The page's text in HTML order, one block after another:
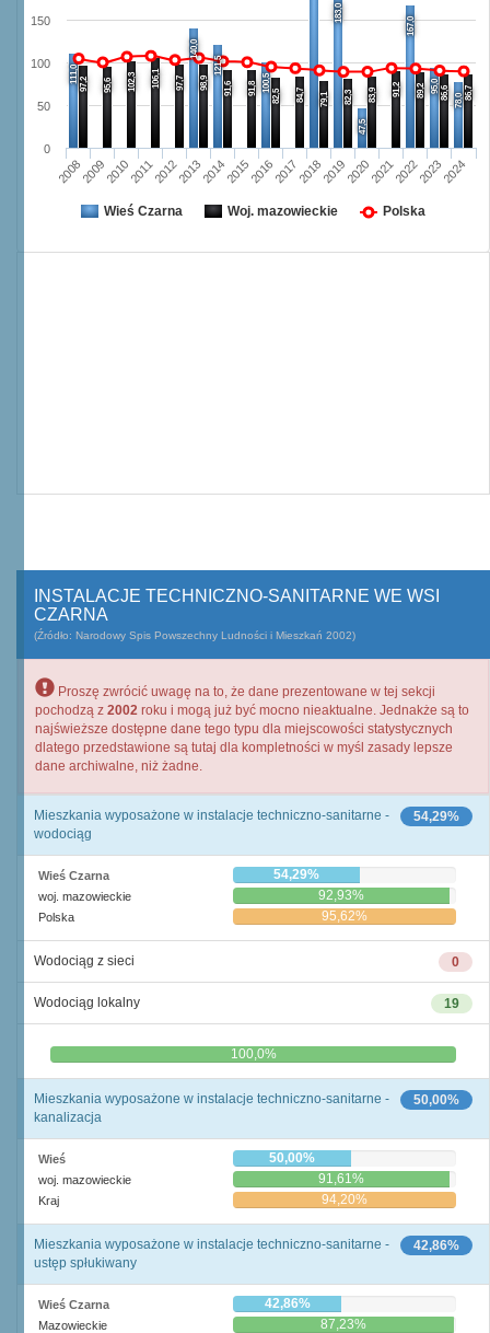
111,0
140,0
121,5
100,5
183,0
47,5
167,0
95,0
78,0
97,2 95,6 102,3 106,1 97,7 98,9 91,6 91,8 82,5 84,7 79,1 82,3 83,9 91,2 89,2 86,6 86,7
20082009201020112012201320142015201620172018201920202021202220232024
0
50
100
150
Wieś Czarna Woj. mazowieckie Polska
INSTALACJE TECHNICZNO-SANITARNE WE WSI
CZARNA
(Źródło: Narodowy Spis Powszechny Ludności i Mieszkań 2002)
Proszę zwrócić uwagę na to, że dane prezentowane w tej sekcji
pochodzą z 2002 roku i mogą już być mocno nieaktualne. Jednakże są to
najświeższe dostępne dane tego typu dla miejscowości statystycznych
dlatego przedstawione są tutaj dla kompletności w myśl zasady lepsze
dane archiwalne, niż żadne.
54,29%
Mieszkania wyposażone w instalacje techniczno-sanitarne -
wodociąg
Wieś Czarna 54,29%
woj. mazowieckie 92,93%
Polska 95,62%
0
Wodociąg z sieci
19
Wodociąg lokalny
0,0% 100,0%
50,00%
Mieszkania wyposażone w instalacje techniczno-sanitarne -
kanalizacja
Wieś 50,00%
woj. mazowieckie 91,61%
Kraj 94,20%
42,86%
Mieszkania wyposażone w instalacje techniczno-sanitarne -
ustęp spłukiwany
Wieś Czarna 42,86%
Mazowieckie 87,23%